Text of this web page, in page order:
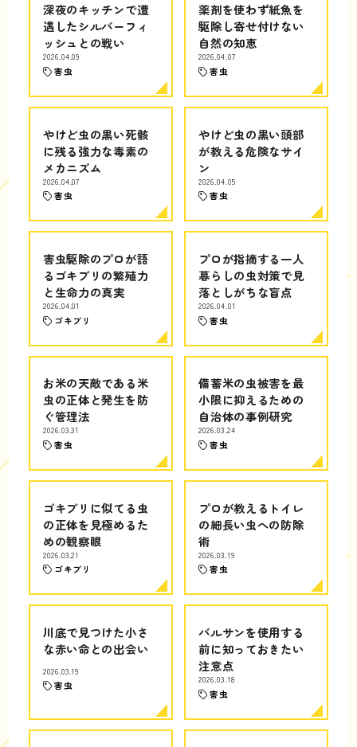
深夜のキッチンで遭
遇したシルバーフィ
ッシュとの戦い
2026.04.09
害虫
薬剤を使わず紙魚を
駆除し寄せ付けない
自然の知恵
2026.04.07
害虫
やけど虫の黒い死骸
に残る強力な毒素の
メカニズム
2026.04.07
害虫
やけど虫の黒い頭部
が教える危険なサイ
ン
2026.04.05
害虫
害虫駆除のプロが語
るゴキブリの繁殖力
と生命力の真実
2026.04.01
ゴキブリ
プロが指摘する一人
暮らしの虫対策で見
落としがちな盲点
2026.04.01
害虫
お米の天敵である米
虫の正体と発生を防
ぐ管理法
2026.03.31
害虫
備蓄米の虫被害を最
小限に抑えるための
自治体の事例研究
2026.03.24
害虫
ゴキブリに似てる虫
の正体を見極めるた
めの観察眼
2026.03.21
ゴキブリ
プロが教えるトイレ
の細長い虫への防除
術
2026.03.19
害虫
川底で見つけた小さ
な赤い命との出会い
2026.03.19
害虫
バルサンを使用する
前に知っておきたい
注意点
2026.03.18
害虫